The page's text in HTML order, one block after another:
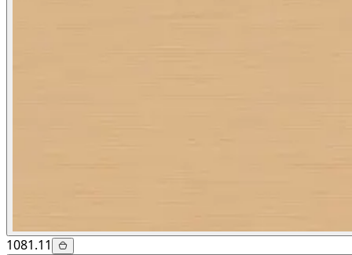
1081.11